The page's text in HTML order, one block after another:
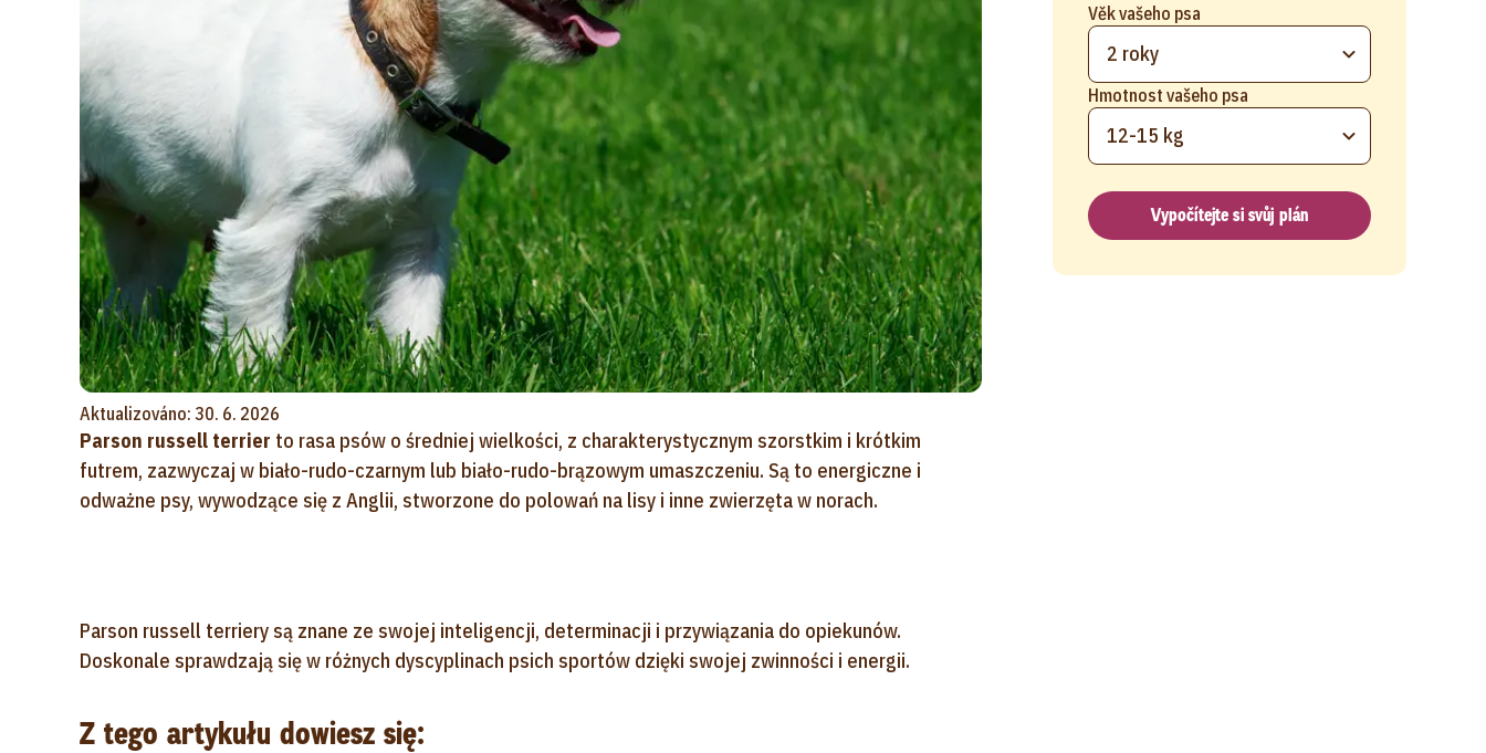
Aktualizováno: 30. 6. 2026
Parson russell terrier to rasa psów o średniej wielkości, z charakterystycznym szorstkim i krótkim
futrem, zazwyczaj w biało-rudo-czarnym lub biało-rudo-brązowym umaszczeniu. Są to energiczne i
odważne psy, wywodzące się z Anglii, stworzone do polowań na lisy i inne zwierzęta w norach.
Parson russell terriery są znane ze swojej inteligencji, determinacji i przywiązania do opiekunów.
Doskonale sprawdzają się w różnych dyscyplinach psich sportów dzięki swojej zwinności i energii.
Z tego artykułu dowiesz się:
Věk vašeho psa
2 roky
Hmotnost vašeho psa
12-15 kg
Vypočítejte si svůj plán